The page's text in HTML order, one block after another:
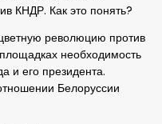
КНДР. Как это понять?
революцию против
необходимость
и его президента.
Белоруссии